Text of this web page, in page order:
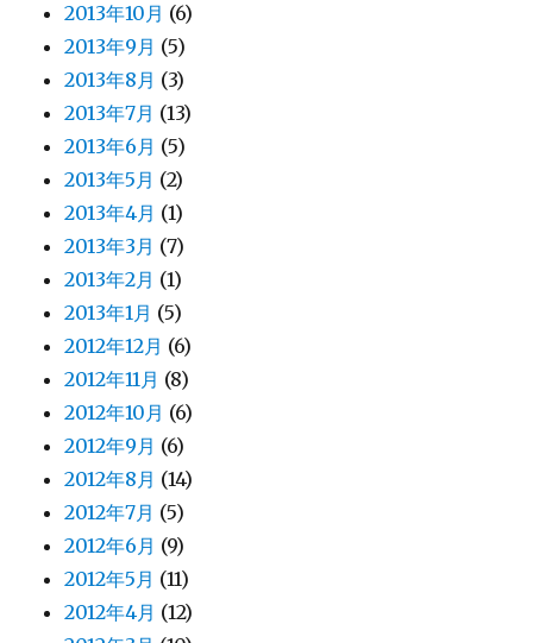
2013年10月 (6)
2013年9月 (5)
2013年8月 (3)
2013年7月 (13)
2013年6月 (5)
2013年5月 (2)
2013年4月 (1)
2013年3月 (7)
2013年2月 (1)
2013年1月 (5)
2012年12月 (6)
2012年11月 (8)
2012年10月 (6)
2012年9月 (6)
2012年8月 (14)
2012年7月 (5)
2012年6月 (9)
2012年5月 (11)
2012年4月 (12)